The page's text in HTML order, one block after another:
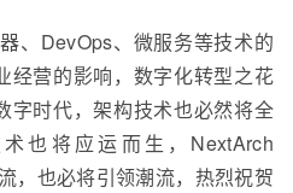
、DevOps、微服务等技术的
经营的影响，数字化转型之花
字时代，架构技术也必然将全
也将应运而生，NextArch
，也必将引领潮流，热烈祝贺